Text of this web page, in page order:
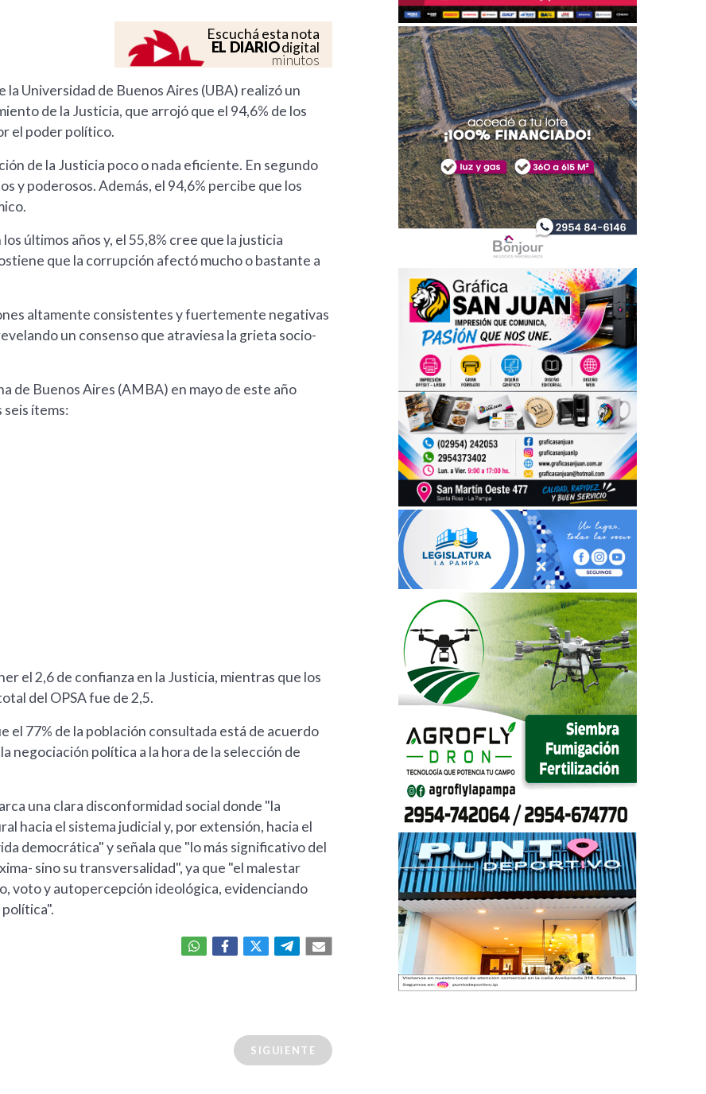
Escuchá esta nota
EL DIARIOdigital
minutos
la Universidad de Buenos Aires (UBA) realizó un
de la Justicia, que arrojó que el 94,6% de los
el poder político.
de la Justicia poco o nada eficiente. En segundo
y poderosos. Además, el 94,6% percibe que los
últimos años y, el 55,8% cree que la justicia
que la corrupción afectó mucho o bastante a
altamente consistentes y fuertemente negativas
un consenso que atraviesa la grieta socio-
de Buenos Aires (AMBA) en mayo de este año
seis ítems:
el 2,6 de confianza en la Justicia, mientras que los
del OPSA fue de 2,5.
77% de la población consultada está de acuerdo
negociación política a la hora de la selección de
una clara disconformidad social donde "la
hacia el sistema judicial y, por extensión, hacia el
democrática" y señala que "lo más significativo del
sino su transversalidad", ya que "el malestar
voto y autopercepción ideológica, evidenciando
SIGUIENTE